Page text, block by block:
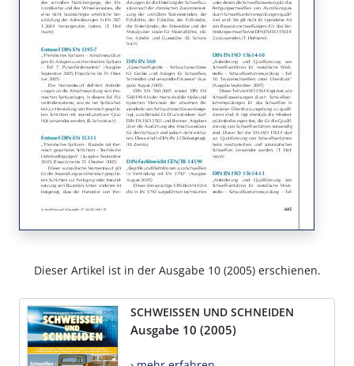
Dieser Artikel ist in der Ausgabe 10 (2005) erschienen.
SCHWEISSEN UND SCHNEIDEN
Ausgabe 10 (2005)